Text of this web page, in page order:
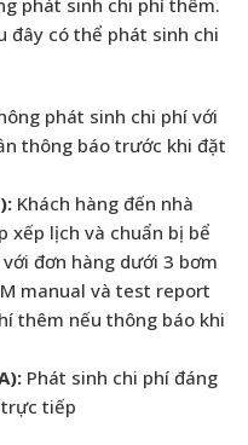
đây có thể phát sinh chi
phát sinh chi phí với
thông báo trước khi đặt
Khách hàng đến nhà
xếp lịch và chuẩn bị bể
đơn hàng dưới 3 bơm
manual và test report
thêm nếu thông báo khi
Phát sinh chi phí đáng
tiếp